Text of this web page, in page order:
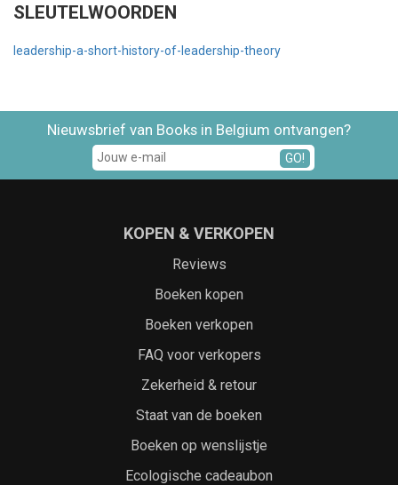
SLEUTELWOORDEN
leadership-a-short-history-of-leadership-theory
Nieuwsbrief van Books in Belgium ontvangen?
GO!
KOPEN & VERKOPEN
Reviews
Boeken kopen
Boeken verkopen
FAQ voor verkopers
Zekerheid & retour
Staat van de boeken
Boeken op wenslijstje
Ecologische cadeaubon